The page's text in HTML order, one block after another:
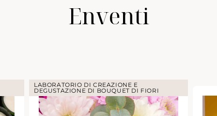
Enventi
LABORATORIO DI CREAZIONE E
DEGUSTAZIONE DI BOUQUET DI FIORI